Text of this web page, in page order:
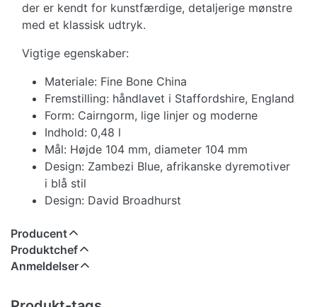
der er kendt for kunstfærdige, detaljerige mønstre
med et klassisk udtryk.
Vigtige egenskaber:
Materiale: Fine Bone China
Fremstilling: håndlavet i Staffordshire, England
Form: Cairngorm, lige linjer og moderne
Indhold: 0,48 l
Mål: Højde 104 mm, diameter 104 mm
Design: Zambezi Blue, afrikanske dyremotiver
i blå stil
Design: David Broadhurst
Producent
Produktchef
Anmeldelser